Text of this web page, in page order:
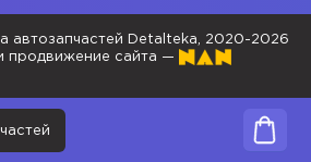
автозапчастей Detalteka, 2020-2026
продвижение сайта —